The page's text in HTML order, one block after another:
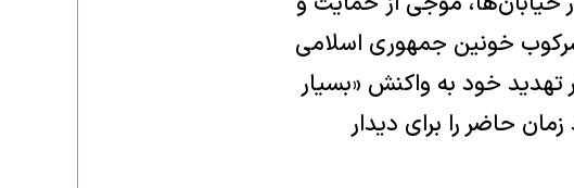
خونین جمهوری اسلامی
خود به واکنش «بسیار
حاضر را برای دیدار